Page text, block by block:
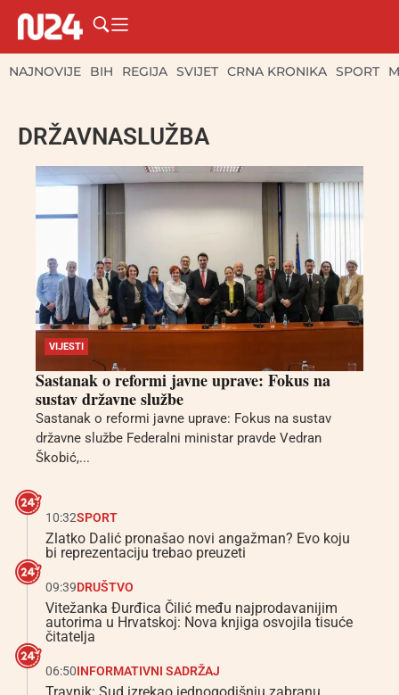
NAJNOVIJE BIH REGIJA SVIJET CRNA KRONIKA SPORT
DRŽAVNASLUŽBA
VIJESTI
Sastanak o reformi javne uprave: Fokus na
sustav državne službe
Sastanak o reformi javne uprave: Fokus na sustav
državne službe Federalni ministar pravde Vedran
Škobić,...
10:32SPORT
Zlatko Dalić pronašao novi angažman? Evo koju
bi reprezentaciju trebao preuzeti
09:39DRUŠTVO
Vitežanka Đurđica Čilić među najprodavanijim
autorima u Hrvatskoj: Nova knjiga osvojila tisuće
čitatelja
06:50INFORMATIVNI SADRŽAJ